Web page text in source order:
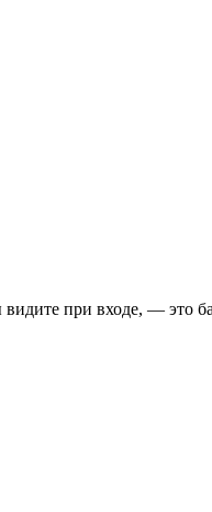
при входе, — это